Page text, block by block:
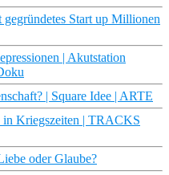
gegründetes Start up Millionen
| Akutstation
| Square Idee | ARTE
Kriegszeiten | TRACKS
oder Glaube?